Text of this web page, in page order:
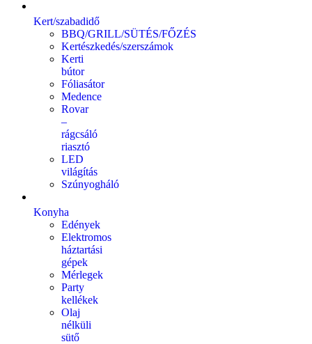
Kert/szabadidő
BBQ/GRILL/SÜTÉS/FŐZÉS
Kertészkedés/szerszámok
Kerti
bútor
Fóliasátor
Medence
Rovar
–
rágcsáló
riasztó
LED
világítás
Szúnyogháló
Konyha
Edények
Elektromos
háztartási
gépek
Mérlegek
Party
kellékek
Olaj
nélküli
sütő